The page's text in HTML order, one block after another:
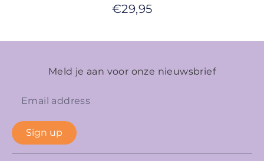
€29,95
Meld je aan voor onze nieuwsbrief
Sign up